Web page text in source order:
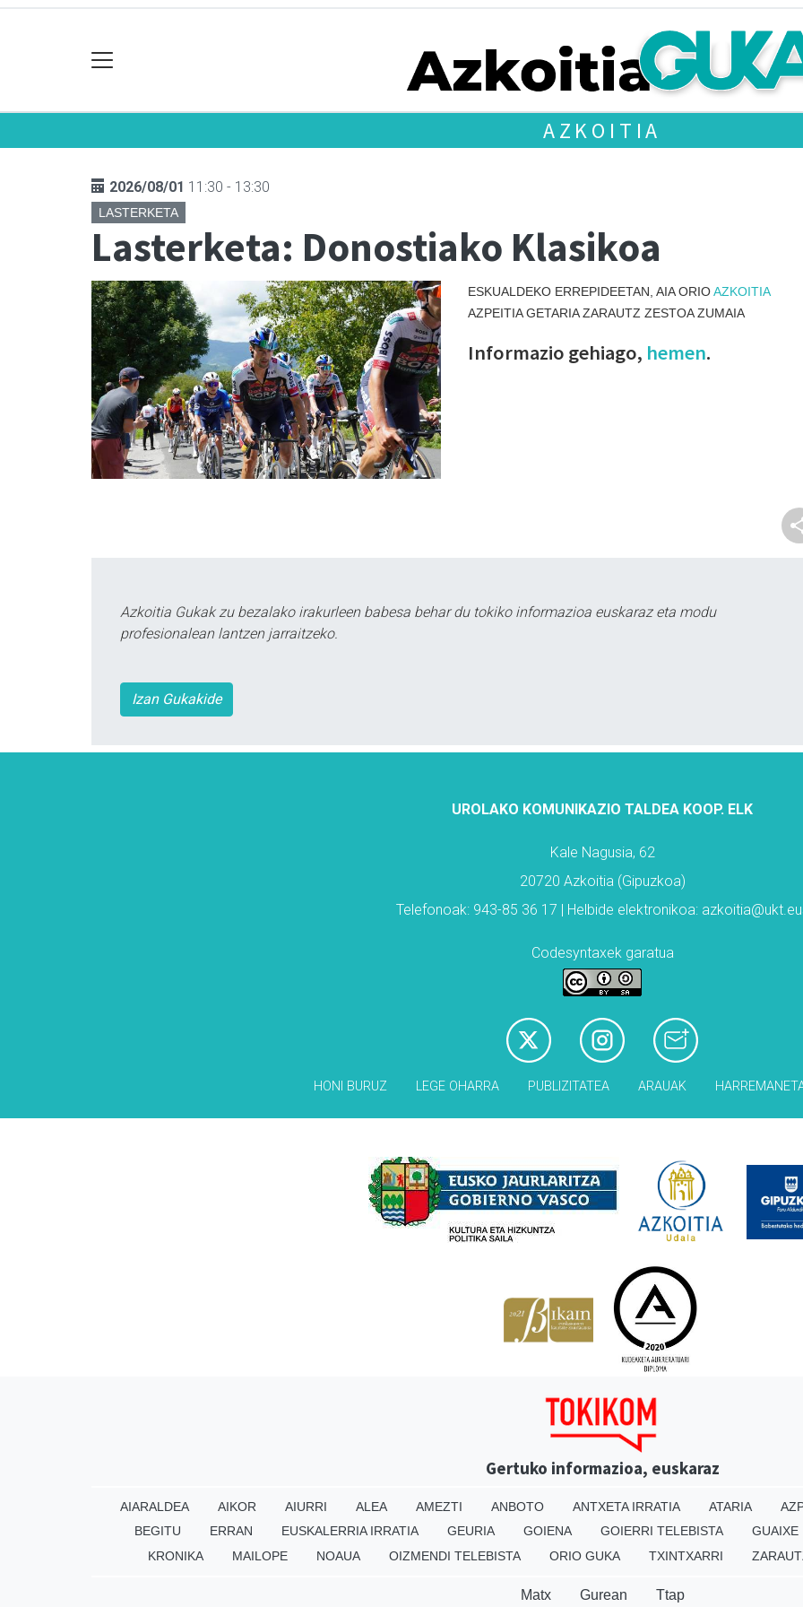
AZKOITIA
2026/08/01 11:30 - 13:30
LASTERKETA
Lasterketa: Donostiako Klasikoa
ESKUALDEKO ERREPIDEETAN, AIA ORIOAZKOITIA
AZPEITIA GETARIA ZARAUTZ ZESTOA ZUMAIA
Informazio gehiago, hemen.
Azkoitia Gukak zu bezalako irakurleen babesa behar du tokiko informazioa euskaraz eta modu
profesionalean lantzen jarraitzeko.
Izan Gukakide
UROLAKO KOMUNIKAZIO TALDEA KOOP. ELK
Kale Nagusia, 62
20720 Azkoitia (Gipuzkoa)
Telefonoak: 943-85 36 17 | Helbide elektronikoa:
Codesyntaxek garatua
HONI BURUZ LEGE OHARRA PUBLIZITATEA ARAUAK
Gertuko informazioa, euskaraz
AIARALDEA AIKOR AIURRI ALEA AMEZTI ANBOTO ANTXETA IRRATIA ATARIA
BEGITU
ERRAN EUSKALERRIA IRRATIA GEURIA GOIENA GOIERRI TELEBISTA GUAIXE
KRONIKA
MAILOPE NOAUA OIZMENDI TELEBISTA ORIO GUKA TXINTXARRI
Matx Gurean Ttap